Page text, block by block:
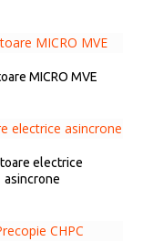
MICRO MVE
electrice
asincrone